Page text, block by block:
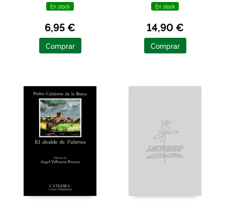
En stock
6,95 €
Comprar
En stock
14,90 €
Comprar